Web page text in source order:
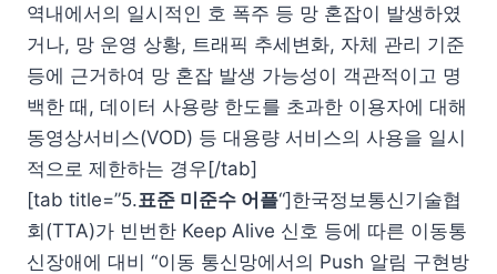
역내에서의 일시적인 호 폭주 등 망 혼잡이 발생하였
거나, 망 운영 상황, 트래픽 추세변화, 자체 관리 기준
등에 근거하여 망 혼잡 발생 가능성이 객관적이고 명
백한 때, 데이터 사용량 한도를 초과한 이용자에 대해
동영상서비스(VOD) 등 대용량 서비스의 사용을 일시
적으로 제한하는 경우[/tab]
[tab title=”5.표준 미준수 어플“]한국정보통신기술협
회(TTA)가 빈번한 Keep Alive 신호 등에 따른 이동통
신장애에 대비 “이동 통신망에서의 Push 알림 구현방